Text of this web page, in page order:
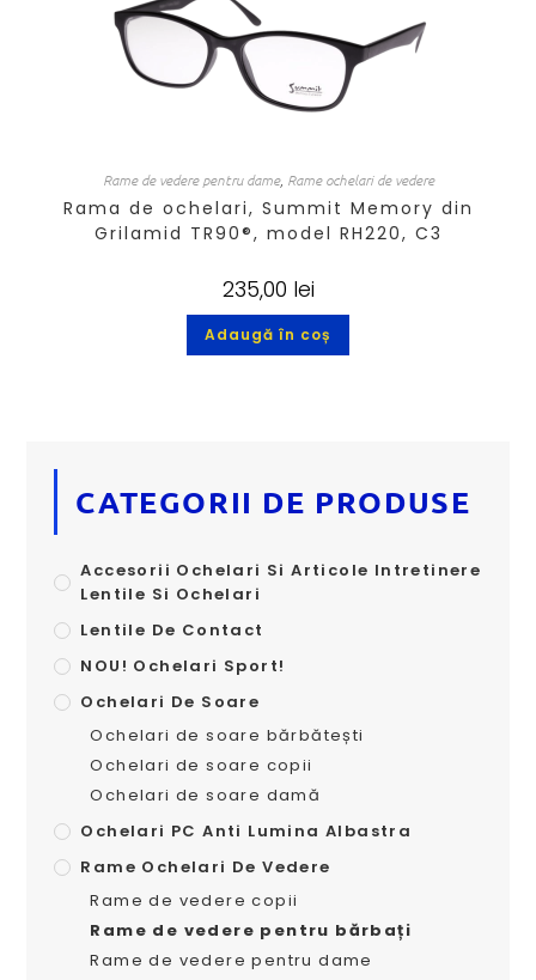
Rame de vedere pentru dame, Rame ochelari de vedere
Rama de ochelari, Summit Memory din
Grilamid TR90®, model RH220, C3
235,00 lei
Adaugă în coș
CATEGORII DE PRODUSE
Accesorii Ochelari Si Articole Intretinere
Lentile Si Ochelari
Lentile De Contact
NOU! Ochelari Sport!
Ochelari De Soare
Ochelari de soare bărbătești
Ochelari de soare copii
Ochelari de soare damă
Ochelari PC Anti Lumina Albastra
Rame Ochelari De Vedere
Rame de vedere copii
Rame de vedere pentru bărbați
Rame de vedere pentru dame